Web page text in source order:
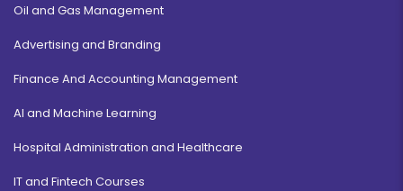
Oil and Gas Management
Advertising and Branding
Finance And Accounting Management
AI and Machine Learning
Hospital Administration and Healthcare
IT and Fintech Courses